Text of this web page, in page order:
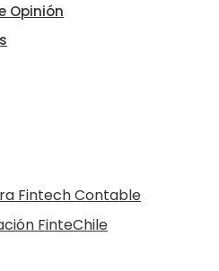
Opinión
Fintech Contable
FinteChile